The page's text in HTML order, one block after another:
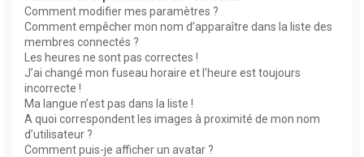
Comment modifier mes paramètres ?
Comment empêcher mon nom d’apparaître dans la liste des
membres connectés ?
Les heures ne sont pas correctes !
J’ai changé mon fuseau horaire et l’heure est toujours
incorrecte !
Ma langue n’est pas dans la liste !
A quoi correspondent les images à proximité de mon nom
d’utilisateur ?
Comment puis-je afficher un avatar ?